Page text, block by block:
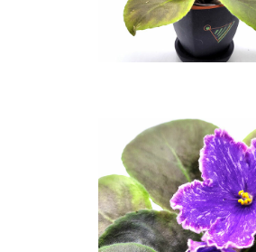
КАМНЯМИ И БЕЗ